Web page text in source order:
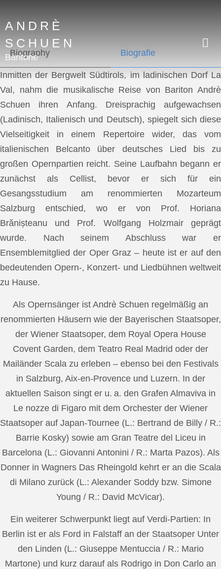
ANDRÈ
SCHUEN
Baritone
Biography Biografie
Inmitten der Bergwelt Südtirols, im ladinischen Dorf La
Val, nahm die musikalische Reise von Bariton Andrè
Schuen ihren Anfang. Dreisprachig aufgewachsen
(Ladinisch, Italienisch und Deutsch), spiegelt sich diese
Vielseitigkeit in einem Repertoire wider, das vom
italienischen Belcanto über deutsches Lied bis zu
großen Opernpartien reicht. Seine Laufbahn begann er
zunächst als Cellist, bevor er sich für ein
Gesangsstudium am renommierten Mozarteum
Salzburg entschied, wo er von Prof. Horiana
Brănișteanu und Prof. Wolfgang Holzmair geprägt
wurde. Nach seinem Abschluss war er
Ensemblemitglied der Oper Graz – heute ist er auf den
bedeutenden Opern-, Konzert- und Liedbühnen weltweit
zu Hause.
Als Opernsänger ist Andrè Schuen regelmäßig an
renommierten Häusern wie der Bayerischen Staatsoper,
der Wiener Staatsoper, dem Royal Opera House
Covent Garden, dem Teatro Real Madrid oder der
Mailänder Scala zu erleben – ebenso bei den Festivals
in Salzburg, Aix-en-Provence und Luzern. In der
aktuellen Saison singt er u. a. den Grafen Almaviva in
Le nozze di Figaro mit dem Orchester der Wiener
Staatsoper auf Japan-Tournee (L.: Bertrand de Billy / R.:
Barrie Kosky) sowie am Gran Teatre del Liceu in
Barcelona (L.: Giovanni Antonini / R.: Marta Pazos). Als
Donner in Wagners Das Rheingold kehrt er an die Scala
di Milano zurück (L.: Alexander Soddy bzw. Simone
Young / R.: David McVicar).
Ein weiterer Schwerpunkt liegt auf Verdi-Partien: In
Berlin ist er als Ford in Falstaff an der Staatsoper Unter
den Linden (L.: Giuseppe Mentuccia / R.: Mario
Martone) und kurz darauf als Rodrigo in Don Carlo an